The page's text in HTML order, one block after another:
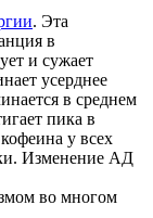
. Эта
в
и сужает
усерднее
в среднем
пика в
у всех
Изменение АД
во многом